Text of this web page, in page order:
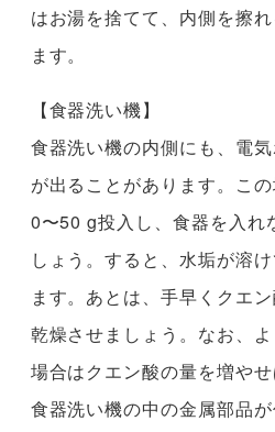
はお湯を捨てて、内側を擦
ます。
【食器洗い機】
食器洗い機の内側にも、電
が出ることがあります。こ
0〜50 g投入し、食器を入れ
しょう。すると、水垢が溶
ます。あとは、手早くクエ
乾燥させましょう。なお、
場合はクエン酸の量を増や
食器洗い機の中の金属部品